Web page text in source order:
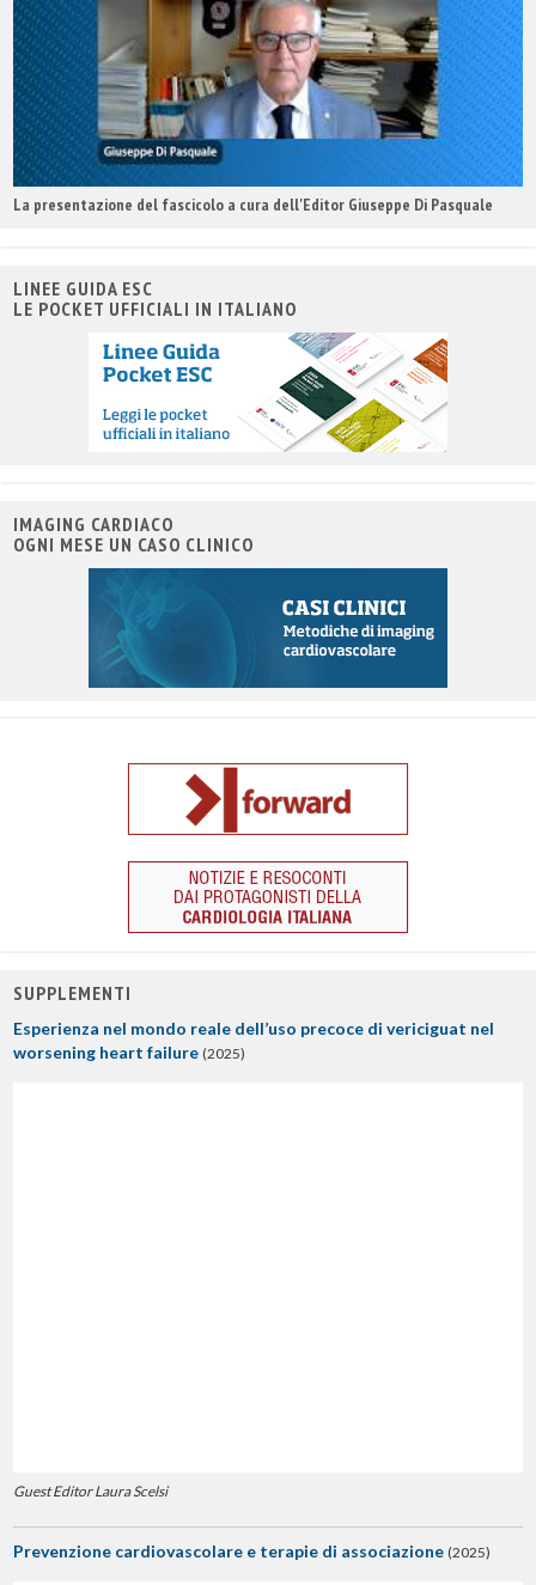
La presentazione del fascicolo a cura dell'Editor Giuseppe Di Pasquale
LINEE GUIDA ESC
LE POCKET UFFICIALI IN ITALIANO
IMAGING CARDIACO
OGNI MESE UN CASO CLINICO
SUPPLEMENTI
Esperienza nel mondo reale dell’uso precoce di vericiguat nel
worsening heart failure (2025)
Guest Editor Laura Scelsi
Prevenzione cardiovascolare e terapie di associazione (2025)